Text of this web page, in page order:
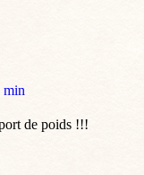
min
de poids !!!